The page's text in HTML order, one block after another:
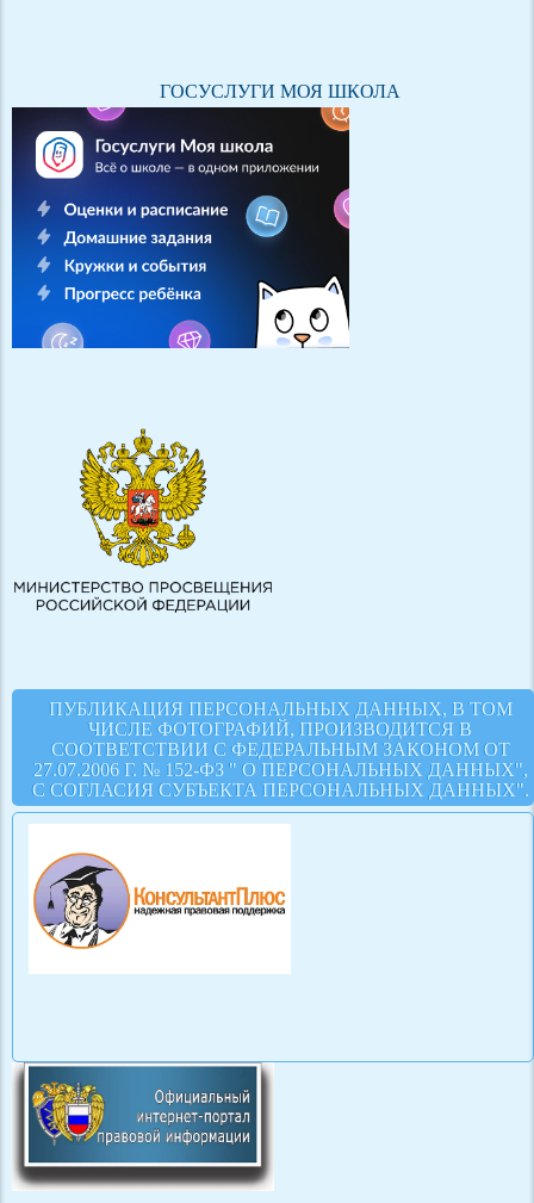
ГОСУСЛУГИ МОЯ ШКОЛА
ПУБЛИКАЦИЯ ПЕРСОНАЛЬНЫХ ДАННЫХ, В ТОМ
ЧИСЛЕ ФОТОГРАФИЙ, ПРОИЗВОДИТСЯ В
СООТВЕТСТВИИ С ФЕДЕРАЛЬНЫМ ЗАКОНОМ ОТ
27.07.2006 Г. № 152-ФЗ " О ПЕРСОНАЛЬНЫХ ДАННЫХ",
С СОГЛАСИЯ СУБЪЕКТА ПЕРСОНАЛЬНЫХ ДАННЫХ".